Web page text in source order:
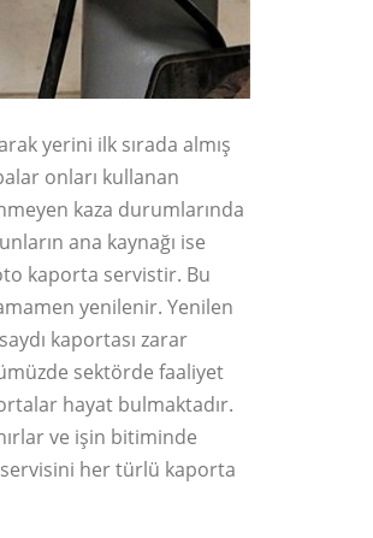
yerini ilk sırada almış
onları kullanan
kaza durumlarında
ana kaynağı ise
kaporta servistir. Bu
yenilenir. Yenilen
kaportası zarar
sektörde faaliyet
hayat bulmaktadır.
ve işin bitiminde
servisini her türlü kaporta